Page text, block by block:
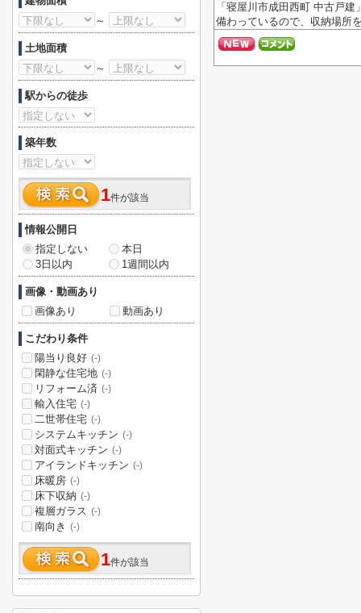
「寝屋川市成田西町 中古戸
備わっているので、収納場所
～
土地面積
～
駅からの徒歩
築年数
1件が該当
情報公開日
指定しない
本日
3日以内
1週間以内
画像・動画あり
画像あり
動画あり
こだわり条件
陽当り良好 (-)
閑静な住宅地 (-)
リフォーム済 (-)
輸入住宅 (-)
二世帯住宅 (-)
システムキッチン (-)
対面式キッチン (-)
アイランドキッチン (-)
床暖房 (-)
床下収納 (-)
複層ガラス (-)
南向き (-)
1件が該当